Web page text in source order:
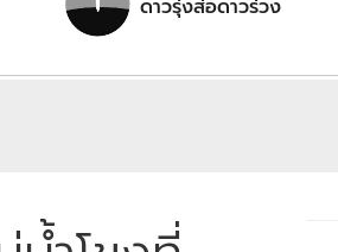
ดาวรุ่งส่อดาวร่วง